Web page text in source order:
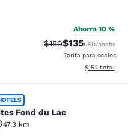
Ahorra 10 %
Tarifa tachada:
$150Tarifa reducida:
$135USD/noche
Tarifa para socios
Ver detalles
$152 total
du Lac
Fond du Lac
47.3 km
Razonable. 12 reseñas